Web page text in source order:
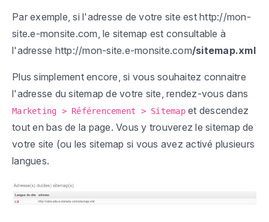
Par exemple, si l'adresse de votre site est http://mon-
site.e-monsite.com, le sitemap est consultable à
l'adresse http://mon-site.e-monsite.com/sitemap.xml
Plus simplement encore, si vous souhaitez connaitre
l'adresse du sitemap de votre site, rendez-vous dans
Marketing > Référencement > Sitemapet descendez
tout en bas de la page. Vous y trouverez le sitemap de
votre site (ou les sitemap si vous avez activé plusieurs
langues.